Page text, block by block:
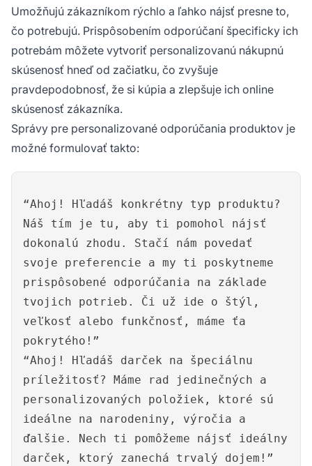
Umožňujú zákazníkom rýchlo a ľahko nájsť presne to,
čo potrebujú. Prispôsobením odporúčaní špecificky ich
potrebám môžete vytvoriť personalizovanú nákupnú
skúsenosť hneď od začiatku, čo zvyšuje
pravdepodobnosť, že si kúpia a zlepšuje ich online
skúsenosť zákazníka.
Správy pre personalizované odporúčania produktov je
možné formulovať takto:
“Ahoj! Hľadáš konkrétny typ produktu?
Náš tím je tu, aby ti pomohol nájsť
dokonalú zhodu. Stačí nám povedať
svoje preferencie a my ti poskytneme
prispôsobené odporúčania na základe
tvojich potrieb. Či už ide o štýl,
veľkosť alebo funkčnosť, máme ťa
pokrytého!”
“Ahoj! Hľadáš darček na špeciálnu
príležitosť? Máme rad jedinečných a
personalizovaných položiek, ktoré sú
ideálne na narodeniny, výročia a
ďalšie. Nech ti pomôžeme nájsť ideálny
darček, ktorý zanechá trvalý dojem!”